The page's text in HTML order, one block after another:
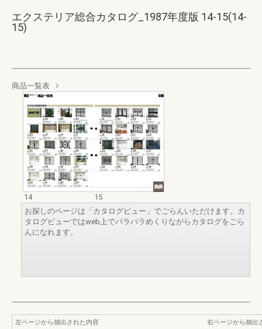
エクステリア総合カタログ_1987年度版 14-15(14-
15)
商品一覧表
14
15
お探しのページは「カタログビュー」でごらんいただけます。カ
タログビューではweb上でパラパラめくりながらカタログをごら
んになれます。
左ページから抽出された内容
右ページから抽出